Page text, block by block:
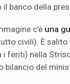
banco della
c’è una
civili). È salito
i feriti) nella
bilancio del